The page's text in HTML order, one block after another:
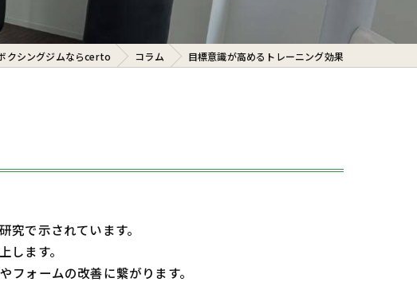
初心者
ダイエット
クシングジムならcerto コラム 目標意識が高めるトレーニング効果
で示されています。
ます。
ォームの改善に繋がります。